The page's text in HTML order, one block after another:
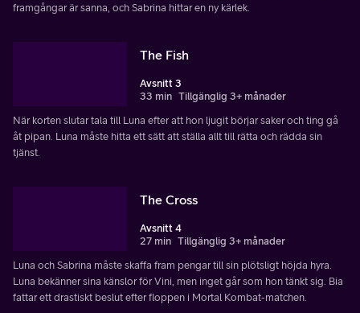
framgångar är sanna, och Sabrina hittar en ny kärlek.
The Fish
Avsnitt 3
33 min Tillgänglig 3+ månader
När korten slutar tala till Luna efter att hon ljugit börjar saker och ting gå
åt pipan. Luna måste hitta ett sätt att ställa allt till rätta och rädda sin
tjänst.
The Cross
Avsnitt 4
27 min Tillgänglig 3+ månader
Luna och Sabrina måste skaffa fram pengar till sin plötsligt höjda hyra.
Luna bekänner sina känslor för Vini, men inget går som hon tänkt sig. Bia
fattar ett drastiskt beslut efter floppen i Mortal Kombat-matchen.